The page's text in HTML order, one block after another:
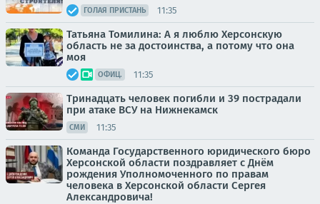
ГОЛАЯ ПРИСТАНЬ 11:35
Татьяна Томилина: А я люблю Херсонскую
область не за достоинства, а потому что она
моя
ОФИЦ. 11:35
Тринадцать человек погибли и 39 пострадали
при атаке ВСУ на Нижнекамск
СМИ 11:35
Команда Государственного юридического бюро
Херсонской области поздравляет с Днём
рождения Уполномоченного по правам
человека в Херсонской области Сергея
Александровича!